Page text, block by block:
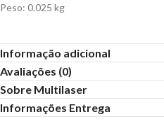
Peso: 0.025 kg
Informação adicional
Avaliações (0)
Sobre Multilaser
Informações Entrega